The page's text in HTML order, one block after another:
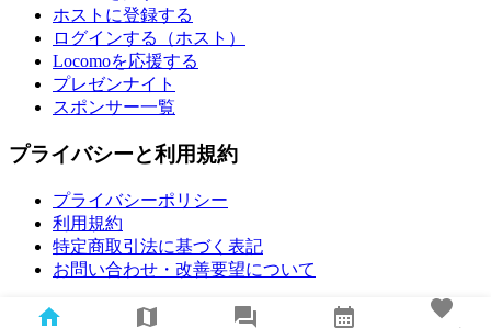
ホストに登録する
ログインする（ホスト）
Locomoを応援する
プレゼンナイト
スポンサー一覧
プライバシーと利用規約
プライバシーポリシー
利用規約
特定商取引法に基づく表記
お問い合わせ・改善要望について